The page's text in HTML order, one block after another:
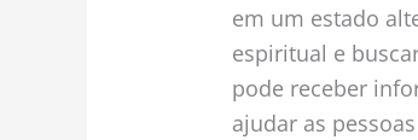
em um estado
espiritual e
pode receber
ajudar as